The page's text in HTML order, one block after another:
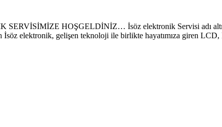
HOŞGELDİNİZ… İsöz elektronik Servisi adı altında
elektronik, gelişen teknoloji ile birlikte hayatımıza giren